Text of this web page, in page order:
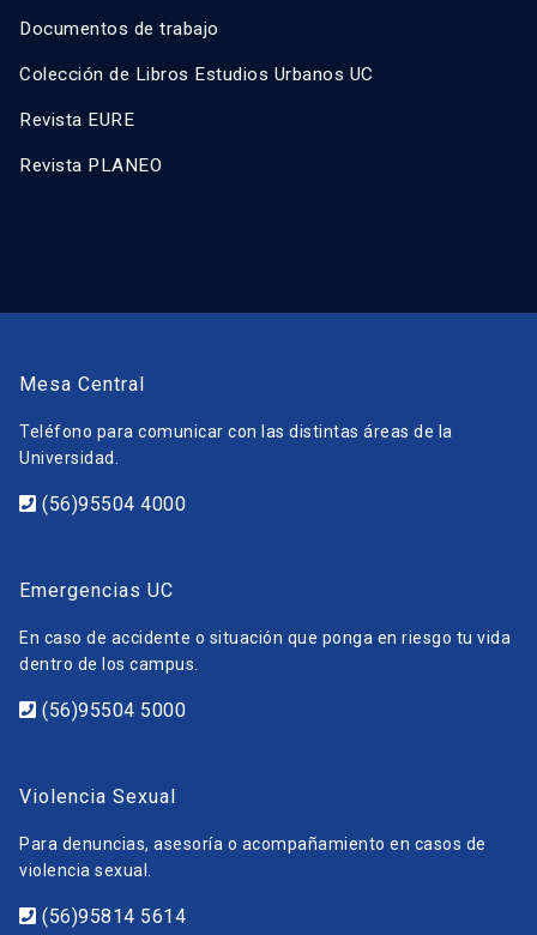
Documentos de trabajo
Colección de Libros Estudios Urbanos UC
Revista EURE
Revista PLANEO
Mesa Central
Teléfono para comunicar con las distintas áreas de la
Universidad.
(56)95504 4000
Emergencias UC
En caso de accidente o situación que ponga en riesgo tu vida
dentro de los campus.
(56)95504 5000
Violencia Sexual
Para denuncias, asesoría o acompañamiento en casos de
violencia sexual.
(56)95814 5614